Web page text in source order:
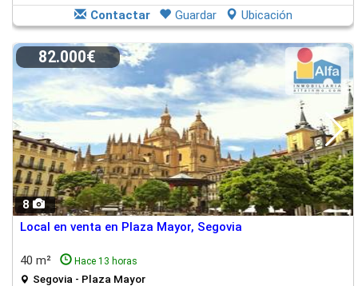
Contactar Guardar Ubicación
8
82.000€
Local en venta en Plaza Mayor, Segovia
40 m² Hace 13 horas
Segovia - Plaza Mayor